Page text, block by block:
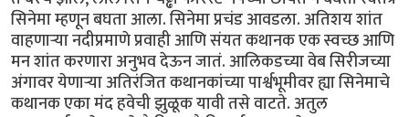
सिनेमा म्हणून बघता आला. सिनेमा प्रचंड आवडला. अतिशय शांत
वाहणाऱ्या नदीप्रमाणे प्रवाही आणि संयत कथानक एक स्वच्छ आणि
मन शांत करणारा अनुभव देऊन जातं. आलिकडच्या वेब सिरीजच्या
अंगावर येणाऱ्या अतिरंजित कथानकांच्या पार्श्वभूमीवर ह्या सिनेमाचे
कथानक एका मंद हवेची झुळूक यावी तसे वाटते. अतुल